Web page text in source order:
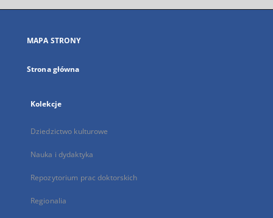
się
karcie
MAPA STRONY
Strona główna
Kolekcje
Dziedzictwo kulturowe
Nauka i dydaktyka
Repozytorium prac doktorskich
Regionalia